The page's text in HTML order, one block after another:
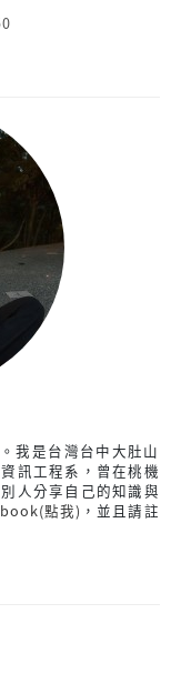
我是台灣台中大肚山
訊工程系，曾在桃機
人分享自己的知識與
點我) ，並且請註